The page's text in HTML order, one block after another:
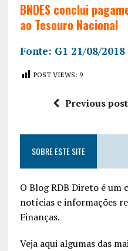
BNDES conclui
ao Tesouro Nacional
Fonte: G1 21/08/2018
POST VIEWS: 9
Previous post
SOBRE ESTE SITE
O Blog RDB Direto é
notícias e informações
Finanças.
Veja aqui algumas das